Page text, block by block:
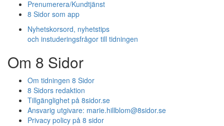
Prenumerera/Kundtjänst
8 Sidor som app
Nyhetskorsord, nyhetstips
och instuderingsfrågor till tidningen
Om 8 Sidor
Om tidningen 8 Sidor
8 Sidors redaktion
Tillgänglighet på 8sidor.se
Ansvarig utgivare: marie.hillblom@8sidor.se
Privacy policy på 8 sidor